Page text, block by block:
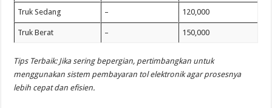
Truk Sedang – 120,000
Truk Berat – 150,000
Tips Terbaik: Jika sering bepergian, pertimbangkan untuk
menggunakan sistem pembayaran tol elektronik agar prosesnya
lebih cepat dan efisien.